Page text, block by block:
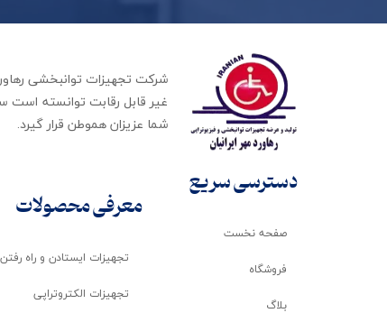
غیر قابل رقابت توانسته است
شما عزیزان هموطن قرار گیرد​​​​​​​.
تجهیزات ایستادن و راه رفتن
تجهیزات الکتروتراپی
صفحه نخست
فروشگاه
بلاگ
دسترسی سریع
معرفی محصولات